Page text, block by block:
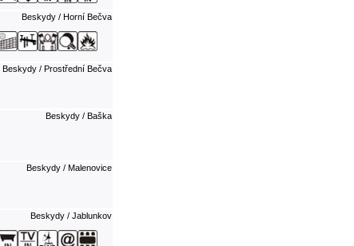
Beskydy / Horní Bečva
Beskydy / Prostřední Bečva
Beskydy / Baška
Beskydy / Malenovice
Beskydy / Jablunkov